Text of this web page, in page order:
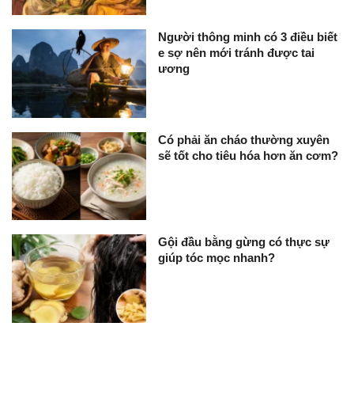
Người thông minh có 3 điều biết
e sợ nên mới tránh được tai
ương
Có phải ăn cháo thường xuyên
sẽ tốt cho tiêu hóa hơn ăn cơm?
Gội đầu bằng gừng có thực sự
giúp tóc mọc nhanh?